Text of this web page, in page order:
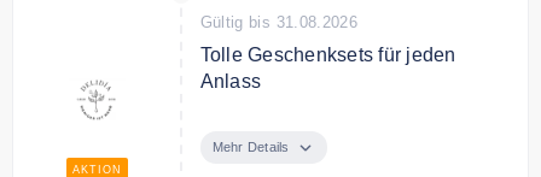
AKTION
Gültig bis 31.08.2026
Tolle Geschenksets für jeden
Anlass
Geschenksets für jeden Anlass.
Mehr Details